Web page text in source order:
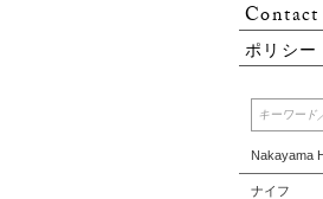
Contact
ポリシー
Nakayama
ナイフ